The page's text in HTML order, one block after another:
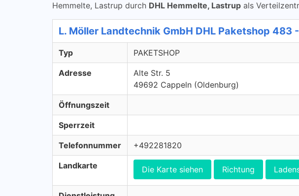
Hemmelte, Lastrup durch DHL Hemmelte, Lastrup als
L. Möller Landtechnik GmbH DHL Paketshop 483 -
Typ PAKETSHOP
Adresse
Alte Str. 5
49692 Cappeln (Oldenburg)
Öffnungszeit
Sperrzeit
Telefonnummer +492281820
Landkarte Die Karte siehen Richtung